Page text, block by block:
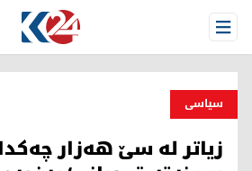
Open Menu
سیاسی
زیاتر لە سێ هەزار